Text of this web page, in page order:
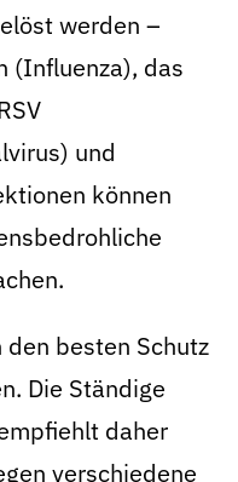
werden –
(Influenza), das
und
können
besten Schutz
Die Ständige
daher
verschiedene